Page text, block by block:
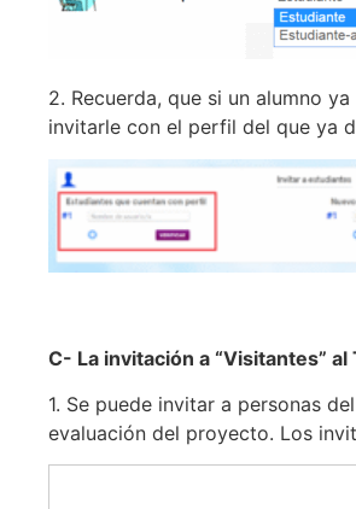
2. Recuerda, que si un alumno
invitarle con el perfil del que ya
C- La invitación a “Visitantes”
1. Se puede invitar a personas
evaluación del proyecto. Los